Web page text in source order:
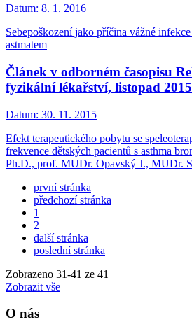
Datum: 8. 1. 2016
Sebepoškození jako příčina vážné
astmatem
Článek v odborném časopisu
fyzikální lékařství, listopad
Datum: 30. 11. 2015
Efekt terapeutického pobytu se
frekvence dětských pacientů s asthma
Ph.D., prof. MUDr. Opavský J., MUDr.
první stránka
předchozí stránka
1
2
další stránka
poslední stránka
Zobrazeno 31-41 ze 41
Zobrazit vše
O nás